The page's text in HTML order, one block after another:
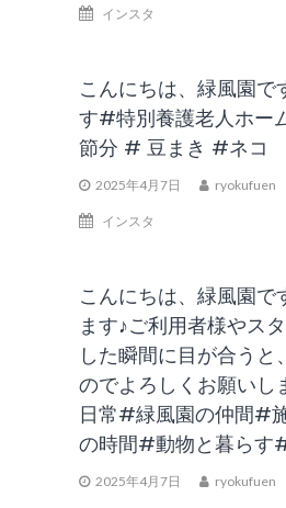
インスタ
こんにちは、緑風園
す#特別養護老人ホ
節分 # 豆まき #ネコ
2025年4月7日 ryokufuen
インスタ
こんにちは、緑風園
ます♪ご利用者様やス
した瞬間に目が合う
のでよろしくお願い
日常#緑風園の仲間#
の時間#動物と暮らす
2025年4月7日 ryokufuen